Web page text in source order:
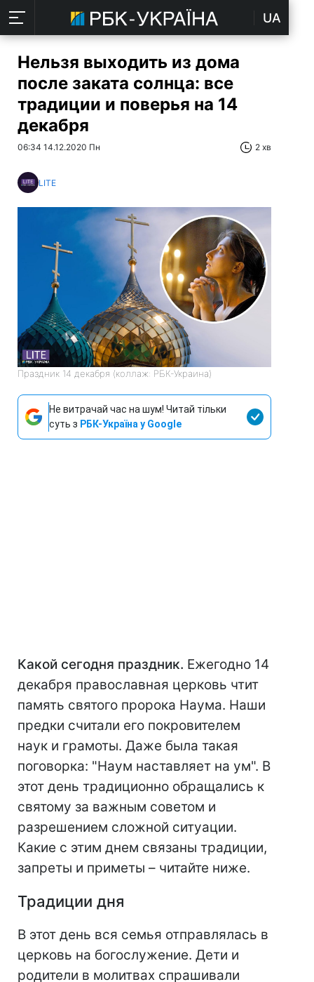
UA
Нельзя выходить из дома
после заката солнца: все
традиции и поверья на 14
декабря
06:34 14.12.2020 Пн 2 хв
LITE
Праздник 14 декабря (коллаж: РБК-Украина)
Не витрачай час на шум! Читай тільки
суть з РБК-Україна у Google
Какой сегодня праздник. Ежегодно 14
декабря православная церковь чтит
память святого пророка Наума. Наши
предки считали его покровителем
наук и грамоты. Даже была такая
поговорка: "Наум наставляет на ум". В
этот день традиционно обращались к
святому за важным советом и
разрешением сложной ситуации.
Какие с этим днем связаны традиции,
запреты и приметы – читайте ниже.
Традиции дня
В этот день вся семья отправлялась в
церковь на богослужение. Дети и
родители в молитвах спрашивали